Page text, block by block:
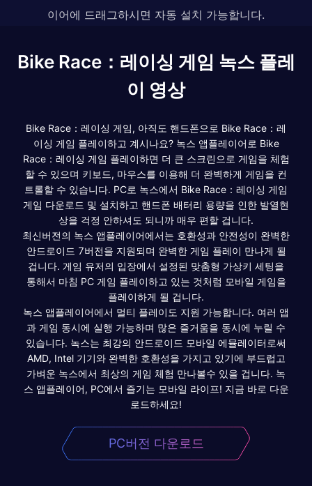
이어에 드래그하시면 자동 설치 가능합니다.
Bike Race：레이싱 게임 녹스 플레
이 영상
Bike Race：레이싱 게임, 아직도 핸드폰으로 Bike Race：레
이싱 게임 플레이하고 계시나요? 녹스 앱플레이어로 Bike
Race：레이싱 게임 플레이하면 더 큰 스크린으로 게임을 체험
할 수 있으며 키보드, 마우스를 이용해 더 완벽하게 게임을 컨
트롤할 수 있습니다. PC로 녹스에서 Bike Race：레이싱 게임
게임 다운로드 및 설치하고 핸드폰 배터리 용량을 인한 발열현
상을 걱정 안하셔도 되니까 매우 편할 겁니다.
최신버전의 녹스 앱플레이어에서는 호환성과 안전성이 완벽한
안드로이드 7버전을 지원되며 완벽한 게임 플레이 만나게 될
겁니다. 게임 유저의 입장에서 설정된 맞춤형 가상키 세팅을
통해서 마침 PC 게임 플레이하고 있는 것처럼 모바일 게임을
플레이하게 될 겁니다.
녹스 앱플레이어에서 멀티 플레이도 지원 가능합니다. 여러 앱
과 게임 동시에 실행 가능하며 많은 즐거움을 동시에 누릴 수
있습니다. 녹스는 최강의 안드로이드 모바일 에뮬레이터로써
AMD, Intel 기기와 완벽한 호환성을 가지고 있기에 부드럽고
가벼운 녹스에서 최상의 게임 체험 만나볼수 있을 겁니다. 녹
스 앱플레이어, PC에서 즐기는 모바일 라이프! 지금 바로 다운
로드하세요!
PC버전 다운로드